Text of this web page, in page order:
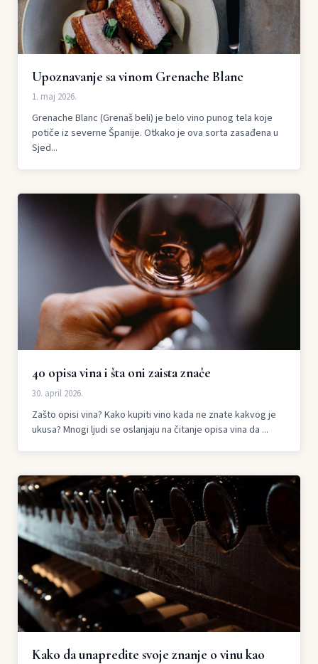
Upoznavanje sa vinom Grenache Blanc
1. maj 2026.
Grenache Blanc (Grenaš beli) je belo vino punog tela koje
potiče iz severne Španije. Otkako je ova sorta zasađena u
Sjed...
40 opisa vina i šta oni zaista znače
30. april 2026.
Zašto opisi vina? Kako kupiti vino kada ne znate kakvog je
ukusa? Mnogi ljudi se oslanjaju na čitanje opisa vina da ...
Kako da unapredite svoje znanje o vinu kao